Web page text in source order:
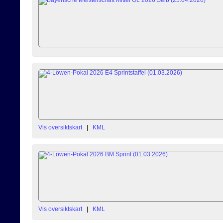
Vis oversiktskart | KML
Vis oversiktskart | KML